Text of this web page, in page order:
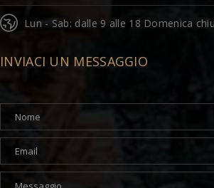
Lun - Sab: dalle 9 alle 18 Domenica
INVIACI UN MESSAGGIO